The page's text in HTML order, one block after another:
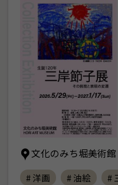
文化のみち堀美術館
# 洋画 # 油絵 #